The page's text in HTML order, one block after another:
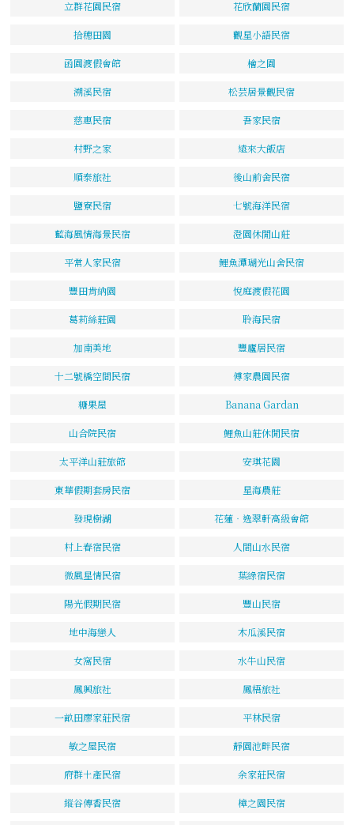
立群花園民宿 花欣蘭園民宿
拾穗田園 觀星小語民宿
函園渡假會館 檜之園
溯溪民宿 松芸居景觀民宿
慈惠民宿 吾家民宿
村野之家 遠來大飯店
順泰旅社 後山前舍民宿
鹽寮民宿 七號海洋民宿
藍海風情海景民宿 澄園休閒山莊
平常人家民宿 鯉魚潭瑚光山舍民宿
豐田肯納園 悅庭渡假花園
葛莉絲莊園 聆海民宿
加南美地 豐廬居民宿
十二號橋空間民宿 傅家農園民宿
糖果屋 Banana Gardan
山合院民宿 鯉魚山莊休閒民宿
太平洋山莊旅館 安琪花園
東華假期套房民宿 星海農莊
發現樹湖 花蓮‧逸翠軒高級會館
村上春宿民宿 人間山水民宿
微風星情民宿 葉綠宿民宿
陽光假期民宿 豐山民宿
地中海戀人 木瓜溪民宿
女窩民宿 水牛山民宿
鳳興旅社 鳳梧旅社
一畝田廖家莊民宿 平林民宿
敏之屋民宿 靜園池畔民宿
府群土產民宿 余家莊民宿
縱谷傳香民宿 樟之園民宿